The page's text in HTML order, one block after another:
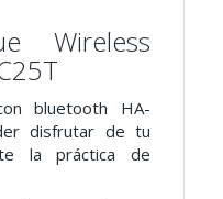
Wireless
bluetooth HA-
disfrutar de tu
la práctica de